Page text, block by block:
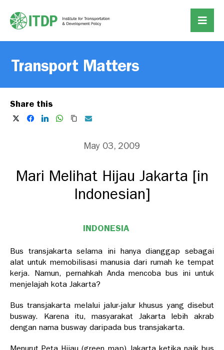
Transport Matters
Share this
May 03, 2009
Mari Melihat Hijau Jakarta [in
Indonesian]
INDONESIA
Bus transjakarta selama ini hanya dianggap sebagai
alat untuk memobilisasi manusia dari rumah ke tempat
kerja. Namun, pernahkah Anda mencoba bus ini untuk
menjelajah kota Jakarta?
Bus transjakarta melalui jalur-jalur khusus yang disebut
busway. Karena itu, masyarakat Jakarta lebih akrab
dengan nama busway daripada bus transjakarta.